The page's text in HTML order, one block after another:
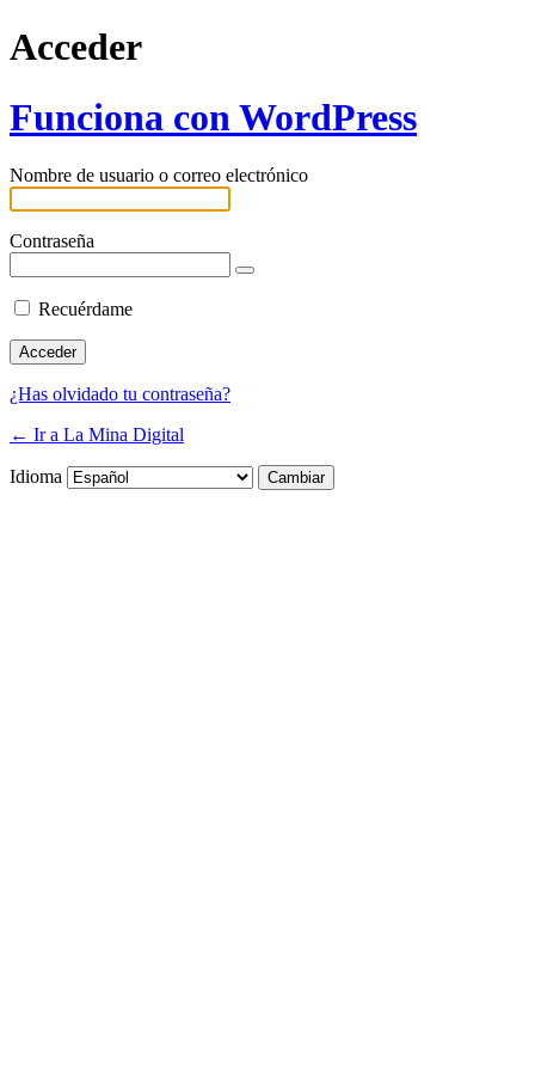
Acceder
Funciona con WordPress
Nombre de usuario o correo electrónico
Contraseña
Recuérdame
¿Has olvidado tu contraseña?
← Ir a La Mina Digital
Idioma